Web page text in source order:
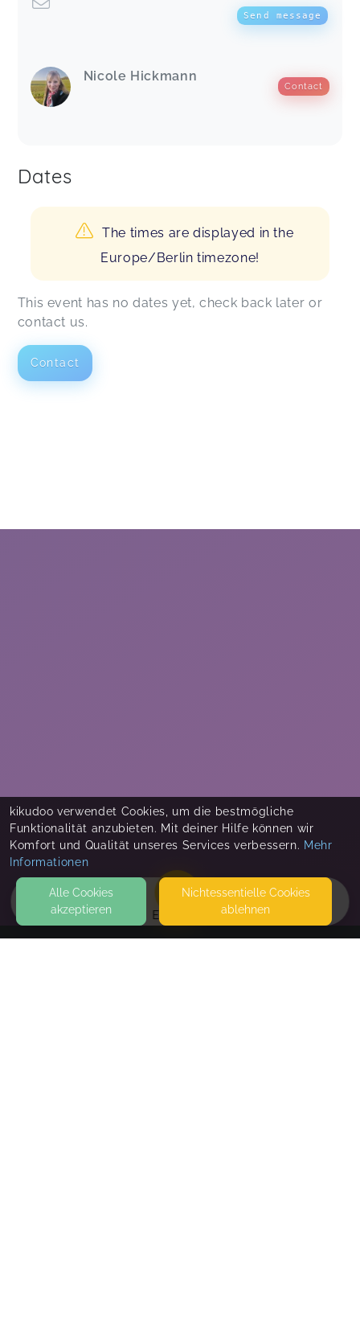
EVENTS
Send message
Nicole Hickmann
Contact
Dates
The times are displayed in the
Europe/Berlin timezone!
This event has no dates yet, check back later or
contact us.
Contact
kikudoo verwendet Cookies, um die bestmögliche
Funktionalität anzubieten. Mit deiner Hilfe können wir
Komfort und Qualität unseres Services verbessern. Mehr
Informationen
Alle Cookies
akzeptieren
Nicht­essentielle Cookies
ablehnen